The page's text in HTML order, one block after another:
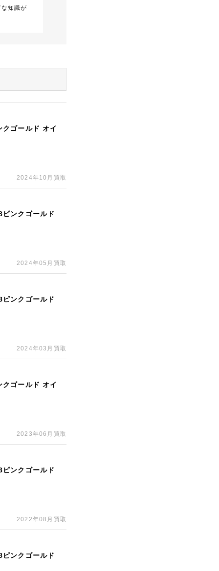
知識が
ゴールド オイ
2024年10月買取
ンクゴールド
2024年05月買取
ンクゴールド
2024年03月買取
ゴールド オイ
2023年06月買取
ンクゴールド
2022年08月買取
ンクゴールド